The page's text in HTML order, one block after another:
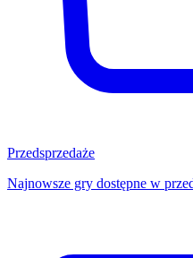
Przedsprzedaże
Najnowsze gry dostępne w